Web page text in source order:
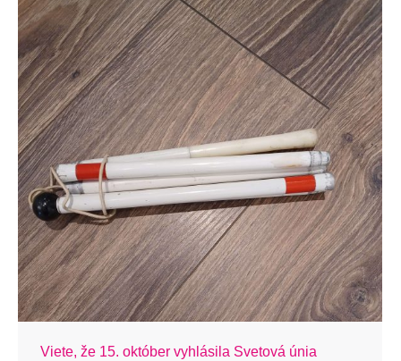
Viete, že 15. október vyhlásila Svetová únia